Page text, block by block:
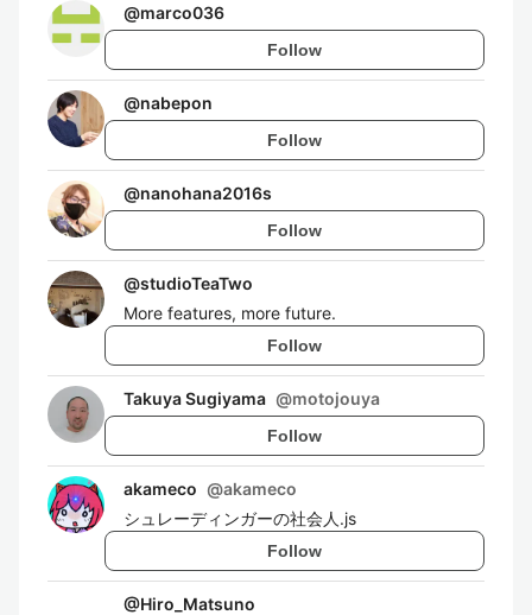
@marco036
Follow
@nabepon
Follow
@nanohana2016s
Follow
@studioTeaTwo
More features, more future.
Follow
Takuya Sugiyama @motojouya
Follow
akameco @akameco
シュレーディンガーの社会人.js
Follow
@Hiro_Matsuno